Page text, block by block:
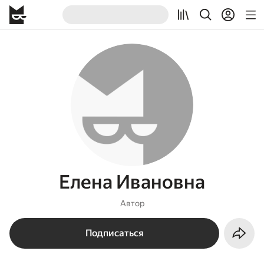
Елена Ивановна
Автор
Подписаться